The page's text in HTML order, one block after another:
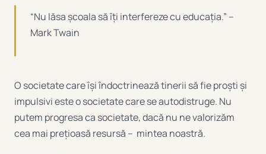
“Nu lăsa școala să îți interfereze cu educația.” –
Mark Twain
O societate care își îndoctrinează tinerii să fie proști și
impulsivi este o societate care se autodistruge. Nu
putem progresa ca societate, dacă nu ne valorizăm
cea mai prețioasă resursă – mintea noastră.